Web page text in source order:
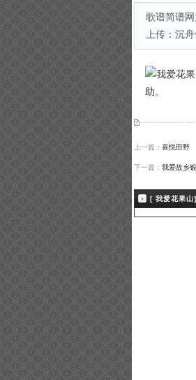
歌谱简谱
上传：沉
助。
上一篇： 喜悦田野
下一篇： 我爱故乡
[ 我爱花果山]